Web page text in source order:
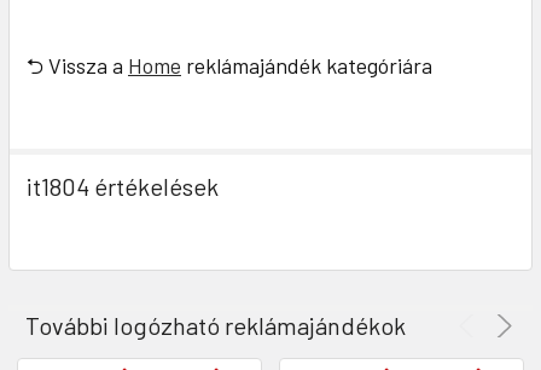
⮌ Vissza a Home reklámajándék kategóriára
it1804 értékelések
További logózható reklámajándékok